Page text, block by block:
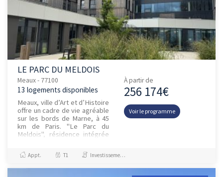
LE PARC DU MELDOIS
Meaux - 77100
13 logements disponibles
Meaux, ville d’Art et d’Histoire
offre un cadre de vie agréable
sur les bords de Marne, à 45
km de Paris. "Le Parc du
Meldois", résidence intégrée
qui, par son empl...
À partir de
256 174€
Voir le programme
Appt. T1 Investissement et Défiscalisation